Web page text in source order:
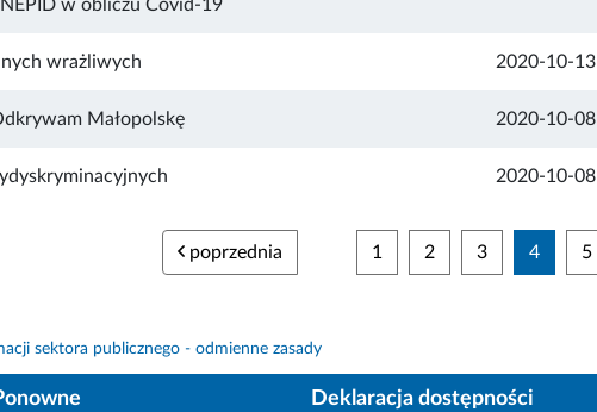
w obliczu Covid-19
wrażliwych 2020-10-13
Małopolskę 2020-10-08
2020-10-08
poprzednia 1 2 3 4 5
sektora publicznego - odmienne zasady
Deklaracja dostępności